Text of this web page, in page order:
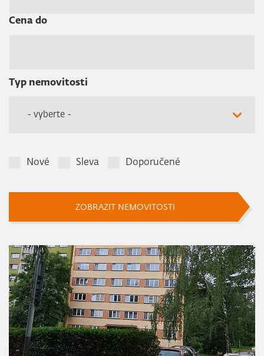
Cena do
Typ nemovitosti
- vyberte -
Nové Sleva Doporučené
ZOBRAZIT NEMOVITOSTI